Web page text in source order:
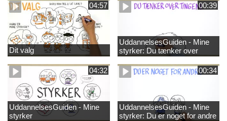
04:57
Dit valg
00:39
UddannelsesGuiden - Mine
styrker: Du tænker over
tingene
04:32
UddannelsesGuiden - Mine
styrker
00:34
UddannelsesGuiden - Mine
styrker: Du er noget for andre